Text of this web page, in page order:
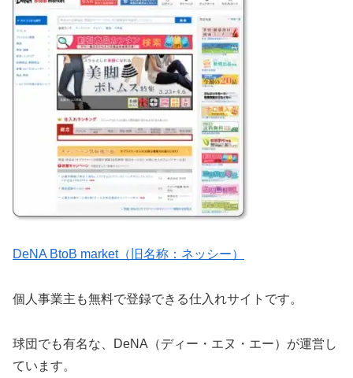
DeNA BtoB market（旧名称：ネッシー）
個人事業主も無料で登録できる仕入れサイトです。
球団でも有名な、DeNA（ディー・エヌ・エー）が運営し
ています。